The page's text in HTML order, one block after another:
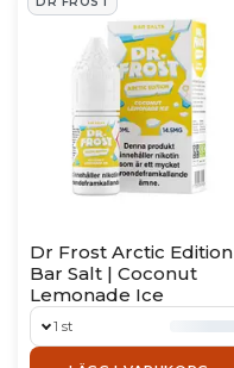
Dr Frost Arctic Edition
Bar Salt | Coconut
Lemonade Ice
1 st